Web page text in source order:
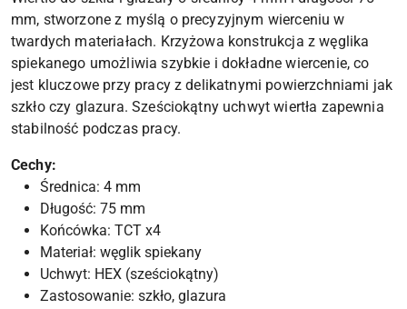
mm, stworzone z myślą o precyzyjnym wierceniu w
twardych materiałach. Krzyżowa konstrukcja z węglika
spiekanego umożliwia szybkie i dokładne wiercenie, co
jest kluczowe przy pracy z delikatnymi powierzchniami jak
szkło czy glazura. Sześciokątny uchwyt wiertła zapewnia
stabilność podczas pracy.
Cechy:
Średnica: 4 mm
Długość: 75 mm
Końcówka: TCT x4
Materiał: węglik spiekany
Uchwyt: HEX (sześciokątny)
Zastosowanie: szkło, glazura